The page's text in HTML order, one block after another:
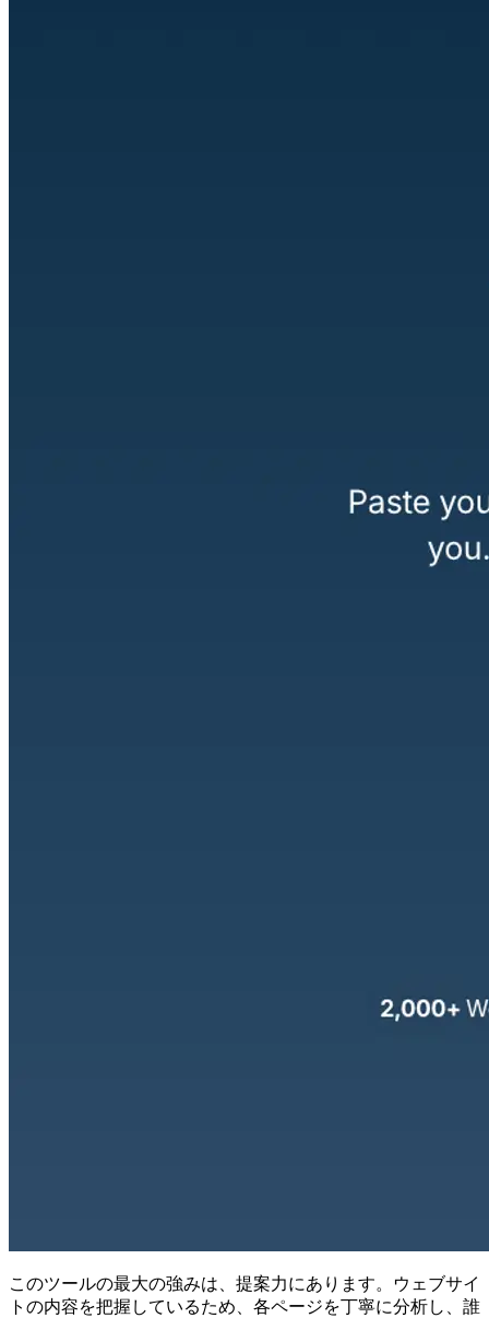
このツールの最大の強みは、提案力にあります。ウェブサイ
トの内容を把握しているため、各ページを丁寧に分析し、誰